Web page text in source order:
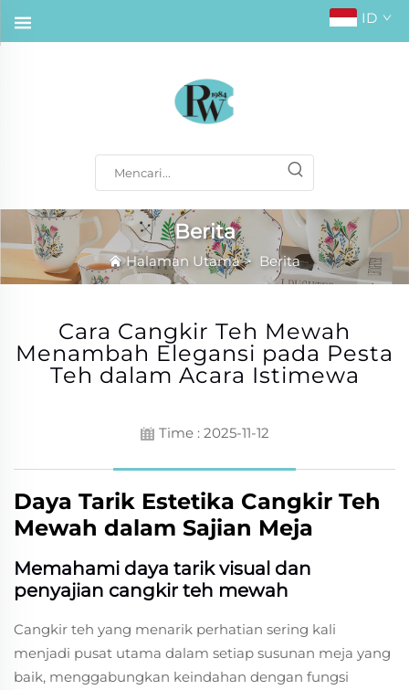
ID
Berita
Halaman Utama> Berita
Cara Cangkir Teh Mewah
Menambah Elegansi pada Pesta
Teh dalam Acara Istimewa
Time : 2025-11-12
Daya Tarik Estetika Cangkir Teh
Mewah dalam Sajian Meja
Memahami daya tarik visual dan
penyajian cangkir teh mewah
Cangkir teh yang menarik perhatian sering kali
menjadi pusat utama dalam setiap susunan meja yang
baik, menggabungkan keindahan dengan fungsi